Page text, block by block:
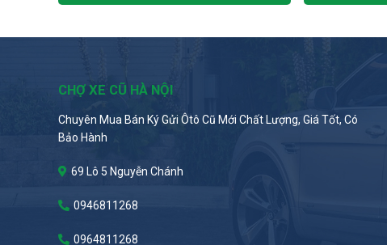
CHỢ XE CŨ HÀ NỘI
Chuyên Mua Bán Ký Gửi Ôtô Cũ Mới Chất Lượng, Giá Tốt, Có
Bảo Hành
69 Lô 5 Nguyễn Chánh
0946811268
0964811268